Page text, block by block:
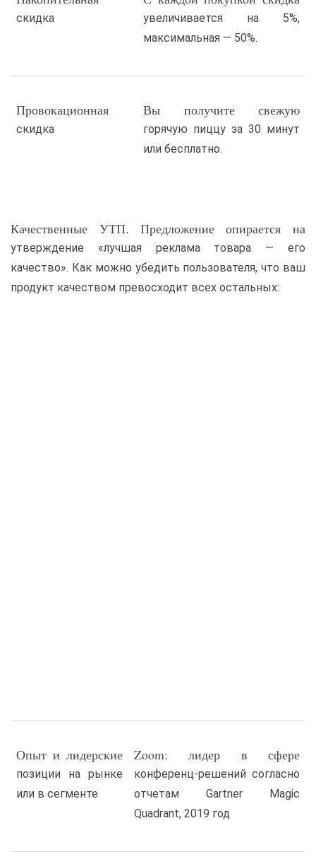
скидка
увеличивается на 5%,
максимальная — 50%.
Провокационная
скидка
Вы получите свежую
горячую пиццу за 30 минут
или бесплатно.
Качественные УТП. Предложение опирается на
утверждение «лучшая реклама товара — его
качество». Как можно убедить пользователя, что ваш
продукт качеством превосходит всех остальных:
Опыт и лидерские
позиции на рынке
или в сегменте
Zoom: лидер в сфере
конференц-решений согласно
отчетам Gartner Magic
Quadrant, 2019 год